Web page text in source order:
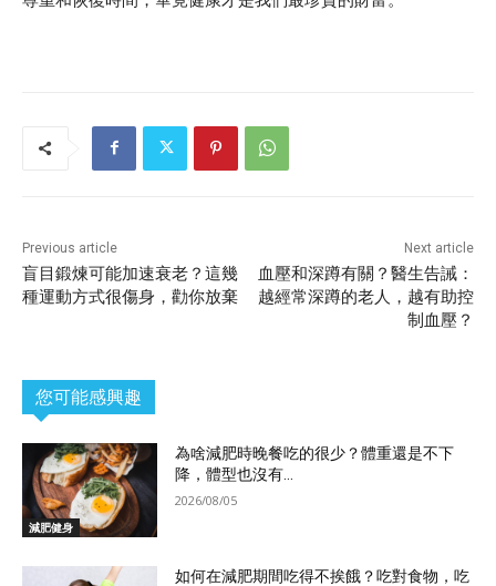
Previous article
盲目鍛煉可能加速衰老？這幾
種運動方式很傷身，勸你放棄
Next article
血壓和深蹲有關？醫生告誡：
越經常深蹲的老人，越有助控
制血壓？
您可能感興趣
減肥健身
為啥減肥時晚餐吃的很少？體重還是不下
降，體型也沒有...
2026/08/05
如何在減肥期間吃得不挨餓？吃對食物，吃